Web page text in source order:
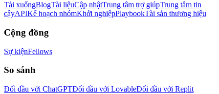
Tải xuốngBlogTài liệuCập nhậtTrung tâm trợ giúpTrung tâm tin
cậyAPIKế hoạch nhómKhởi nghiệpPlaybookTài sản thương hiệu
Cộng đồng
Sự kiệnFellows
So sánh
Đối đầu với ChatGPTĐối đầu với LovableĐối đầu với Replit